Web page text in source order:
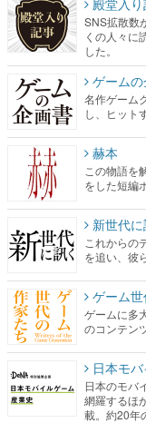
SNS拡散数
くの人々に
した。
ゲーム
名作ゲーム
し、ヒット
赫本
この物語を
をした短編
新世代に
これからの
を追い、彼
ゲーム
ゲームに多
のコンテン
日本モ
日本のモバ
網羅するほ
載。約20年